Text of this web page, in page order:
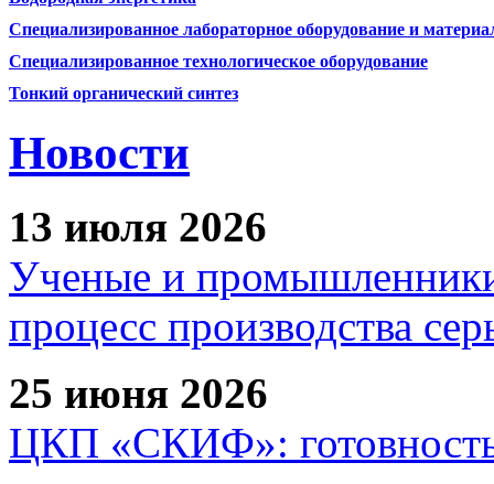
Специализированное лабораторное оборудование и
Специализированное технологическое оборудование
Тонкий органический синтез
Новости
13 июля 2026
Ученые и
процесс производства
25 июня 2026
ЦКП «СКИФ»: готовность